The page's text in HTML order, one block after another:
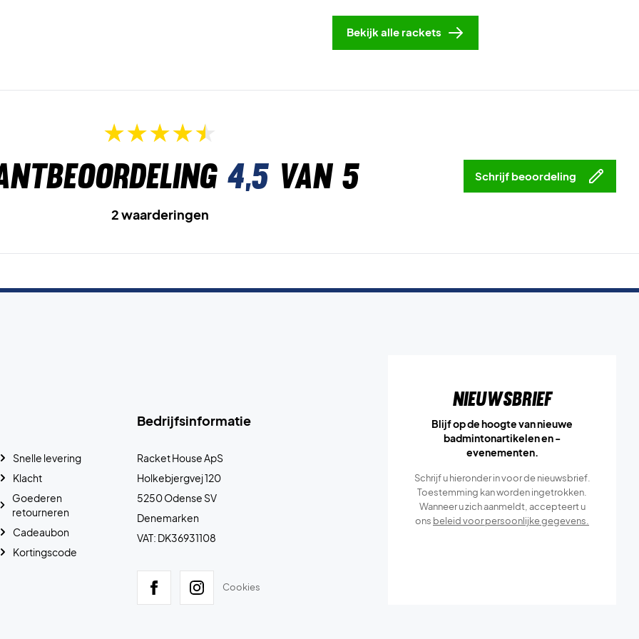
Bekijk alle rackets
4,5van 5 Schrijf beoordeling
2 waarderingen
Bedrijfsinformatie
Racket House ApS
Holkebjergvej 120
5250 Odense SV
Denemarken
VAT: DK36931108
Cookies
Snelle levering
Klacht
Goederen
retourneren
Cadeaubon
Kortingscode
Nieuwsbrief
Blijf op de hoogte van nieuwe
badmintonartikelen en -
evenementen.
Schrijf u hieronder in voor de nieuwsbrief.
Toestemming kan worden ingetrokken.
Wanneer u zich aanmeldt, accepteert u
ons beleid voor persoonlijke gegevens.